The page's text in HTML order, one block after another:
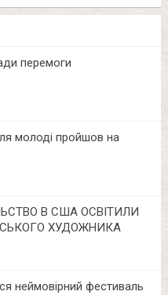
перемоги
молоді пройшов на
В США ОСВІТИЛИ
ХУДОЖНИКА
неймовірний фестиваль